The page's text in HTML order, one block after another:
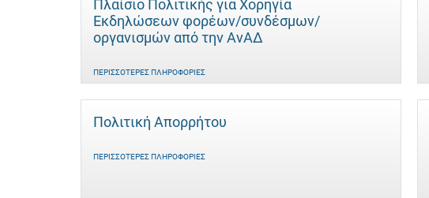
Πλαίσιο Πολιτικής για Χορηγία
Εκδηλώσεων φορέων/συνδέσμων/
οργανισμών από την ΑνΑΔ
ΠΕΡΙΣΣΌΤΕΡΕΣ ΠΛΗΡΟΦΟΡΊΕΣ
Πολιτική Απορρήτου
ΠΕΡΙΣΣΌΤΕΡΕΣ ΠΛΗΡΟΦΟΡΊΕΣ